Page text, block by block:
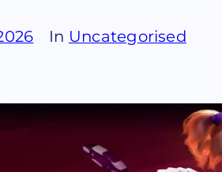
In Uncategorised